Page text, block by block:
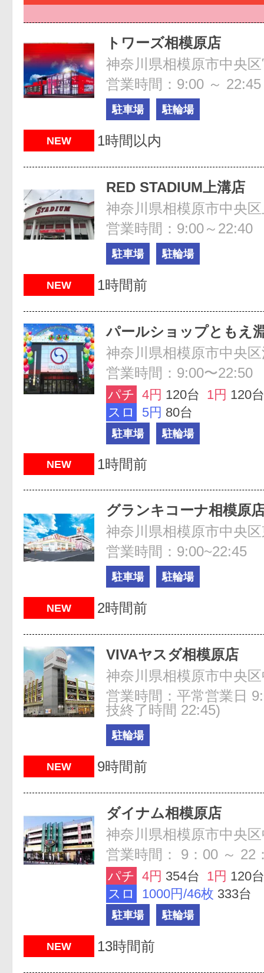
トワーズ相模原店
神奈川県相模原市中央
営業時間：9:00 ～ 22:45
駐車場 駐輪場
NEW 1時間以内
RED STADIUM上溝店
神奈川県相模原市中央
営業時間：9:00～22:40
駐車場 駐輪場
NEW 1時間前
パールショップともえ
神奈川県相模原市中央
営業時間：9:00〜22:50
パチ 4円 120台 1円 120台
スロ
5円 80台
駐車場 駐輪場
NEW 1時間前
グランキコーナ相模原
営業時間：9:00~22:45
駐車場 駐輪場
NEW 2時間前
VIVAヤスダ相模原店
神奈川県相模原市中央
営業時間：平常営業日
技終了時間 22:45)
駐輪場
NEW 9時間前
ダイナム相模原店
営業時間： 9：00 ～ 22
パチ 4円 354台 1円 120台
スロ
1000円/46枚 333台
駐車場 駐輪場
NEW 13時間前